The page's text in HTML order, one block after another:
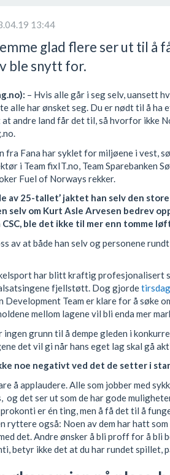
13:44
glad flere ser ut til å
ble snytt for.
– Hvis alle går i seg selv, uansett
alle har ønsket seg. Du er nødt til å ha
andre land får det til, så hvorfor ikke
fra Fana har syklet for miljøene i vest,
i Team fixIT.no, Team Sparebanken
Fuel of Norways rekker.
av 25-tallet’ jaktet han selv den
selv om Kurt Asle Arvesen bedrev
CSC, ble det ikke til mer enn tomme
av at både han selv og personene
har blitt kraftig profesjonalisert
fjellstøtt. Dog gjorde
Development Team er klare for å søke
mellom lagene vil bli enda mer
ingen grunn til å dempe gleden i
det vil gi når hans eget lag skal gå
noe negativt ved det de setter i
å applaudere. Alle som jobber med
og det ser ut som de har gode
er én ting, men å få det til å
ryttere også: Noen av dem har hatt
det. Andre ønsker å bli proff for å bli
betyr ikke det at du har rundet spillet,